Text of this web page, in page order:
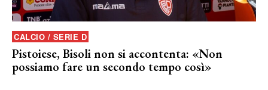
CALCIO / SERIE D
Pistoiese, Bisoli non si accontenta: «Non
possiamo fare un secondo tempo così»